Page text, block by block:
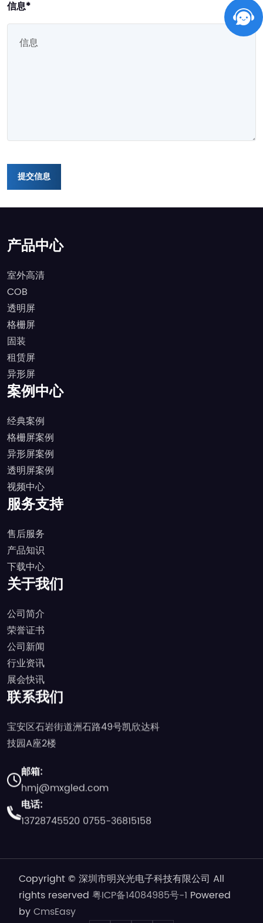
信息*
提交信息
产品中心
室外高清
COB
透明屏
格栅屏
固装
租赁屏
异形屏
案例中心
经典案例
格栅屏案例
异形屏案例
透明屏案例
视频中心
服务支持
售后服务
产品知识
下载中心
关于我们
公司简介
荣誉证书
公司新闻
行业资讯
展会快讯
联系我们
宝安区石岩街道洲石路49号凯欣达科
技园A座2楼
邮箱:
hmj@mxgled.com
电话:
13728745520 0755-36815158
Copyright © 深圳市明兴光电子科技有限公司 All
rights reserved 粤ICP备14084985号-1 Powered
byCmsEasy